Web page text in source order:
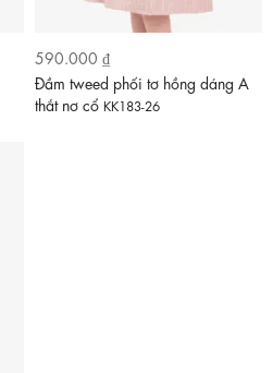
590.000 ₫
Đầm tweed phối tơ hồng dáng A
thắt nơ cổ KK183-26